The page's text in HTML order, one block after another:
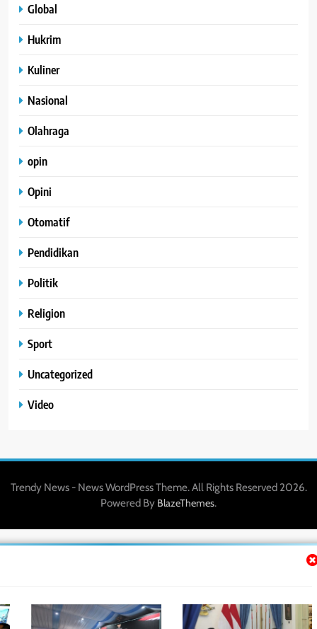
Global
Hukrim
Kuliner
Nasional
Olahraga
opin
Opini
Otomatif
Pendidikan
Politik
Religion
Sport
Uncategorized
Video
Trendy News - News WordPress Theme. All Rights Reserved 2026.
Powered By BlazeThemes.